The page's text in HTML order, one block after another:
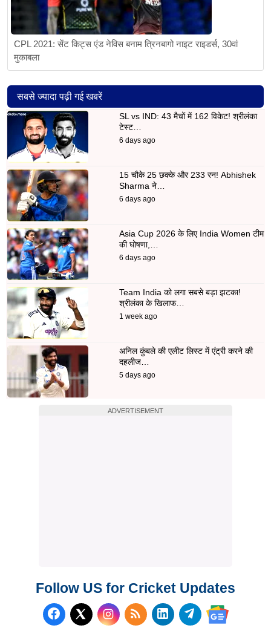
CPL 2021: सेंट किट्स एंड नेविस बनाम त्रिनबागो नाइट राइडर्स, 30वां
मुकाबला
सबसे ज्यादा पढ़ी गई खबरें
SL vs IND: 43 मैचों में 162 विकेट! श्रीलंका
टेस्ट…
6 days ago
15 चौके 25 छक्के और 233 रन! Abhishek
Sharma ने…
6 days ago
Asia Cup 2026 के लिए India Women टीम
की घोषणा,…
6 days ago
Team India को लगा सबसे बड़ा झटका!
श्रीलंका के खिलाफ…
1 week ago
अनिल कुंबले की एलीट लिस्ट में एंट्री करने की
दहलीज…
5 days ago
ADVERTISEMENT
Follow US for Cricket Updates
Follow us on Facebook
Follow us on X (Twitter)
Subscribe to our RSS
Follow us on
Follow us on
Follow us